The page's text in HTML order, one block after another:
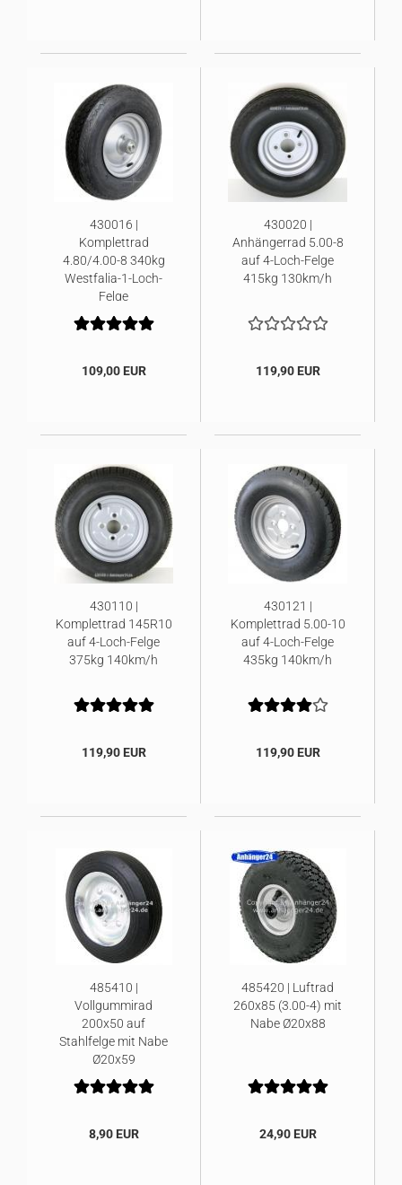
430016 |
Komplettrad
4.80/4.00-8 340kg
Westfalia-1-Loch-
Felge
109,00 EUR
430020 |
Anhängerrad 5.00-8
auf 4-Loch-Felge
415kg 130km/h
119,90 EUR
430110 |
Komplettrad 145R10
auf 4-Loch-Felge
375kg 140km/h
119,90 EUR
430121 |
Komplettrad 5.00-10
auf 4-Loch-Felge
435kg 140km/h
119,90 EUR
485410 |
Vollgummirad
200x50 auf
Stahlfelge mit Nabe
Ø20x59
8,90 EUR
485420 | Luftrad
260x85 (3.00-4) mit
Nabe Ø20x88
24,90 EUR